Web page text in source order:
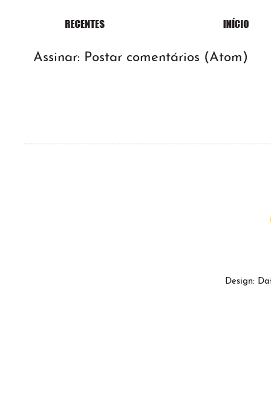
Assinar: Postar comentários (Atom)
Design: